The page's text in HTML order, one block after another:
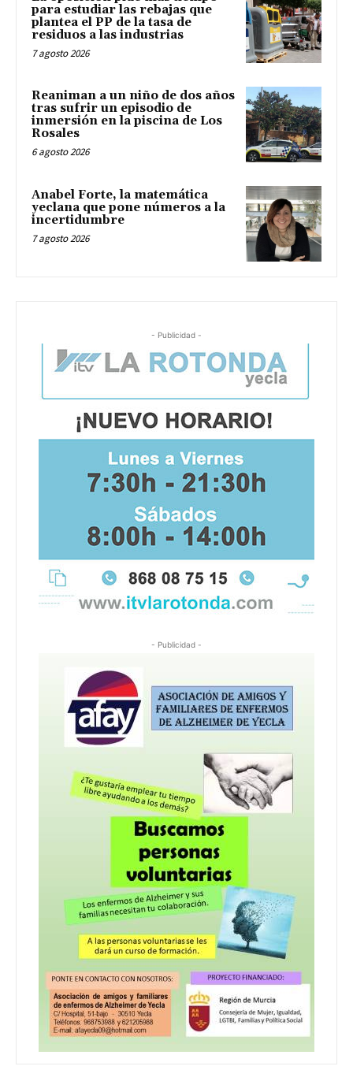
para estudiar las rebajas que
plantea el PP de la tasa de
residuos a las industrias
7 agosto 2026
Reaniman a un niño de dos años
tras sufrir un episodio de
inmersión en la piscina de Los
Rosales
6 agosto 2026
Anabel Forte, la matemática
yeclana que pone números a la
incertidumbre
7 agosto 2026
- Publicidad -
- Publicidad -